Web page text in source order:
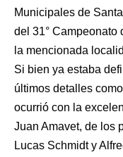
Municipales de
del 31° Campeonato
la mencionada
Si bien ya estaba
últimos detalles
ocurrió con la
Juan Amavet, de los
Lucas Schmidt y